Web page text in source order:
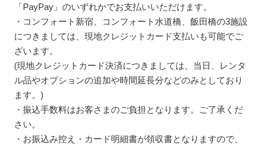
「PayPay」のいずれかでお支払いいただけます。
・コンフォート新宿、コンフォート水道橋、飯田橋の3施設
につきましては、現地クレジットカード支払いも可能でご
ざいます。
(現地クレジットカード決済につきましては、当日、レンタ
ル品やオプションの追加や時間延長分などのみとしており
ます。)
・振込手数料はお客さまのご負担となります。ご了承くだ
さい。
・お振込み控え・カード明細書が領収書となりますので、